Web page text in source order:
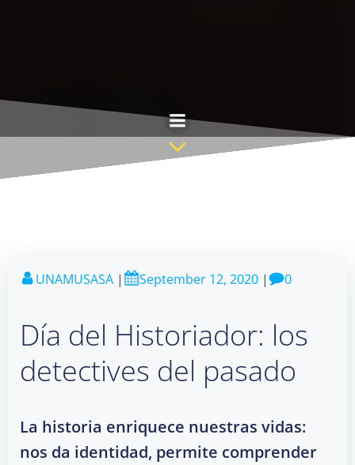
UNAMUSASA | September 12, 2020 | 0
Día del Historiador: los
detectives del pasado
La historia enriquece nuestras vidas:
nos da identidad, permite comprender